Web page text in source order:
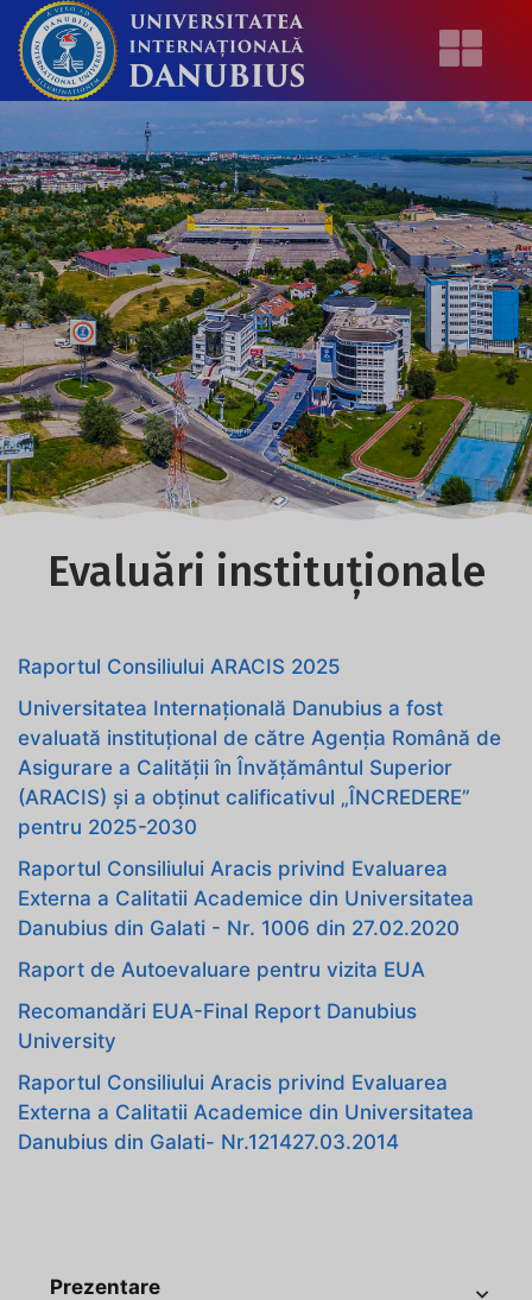
Evaluări instituționale
Raportul Consiliului ARACIS 2025
Universitatea Internațională Danubius a fost
evaluată instituțional de către Agenția Română de
Asigurare a Calității în Învățământul Superior
(ARACIS) și a obținut calificativul „ÎNCREDERE”
pentru 2025-2030
Raportul Consiliului Aracis privind Evaluarea
Externa a Calitatii Academice din Universitatea
Danubius din Galati - Nr. 1006 din 27.02.2020
Raport de Autoevaluare pentru vizita EUA
Recomandări EUA-Final Report Danubius
University
Raportul Consiliului Aracis privind Evaluarea
Externa a Calitatii Academice din Universitatea
Danubius din Galati- Nr.121427.03.2014
Prezentare